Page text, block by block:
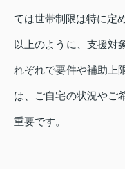
ては世帯制限は特に定
以上のように、支援対
れぞれで要件や補助上
は、ご自宅の状況やご
重要です。